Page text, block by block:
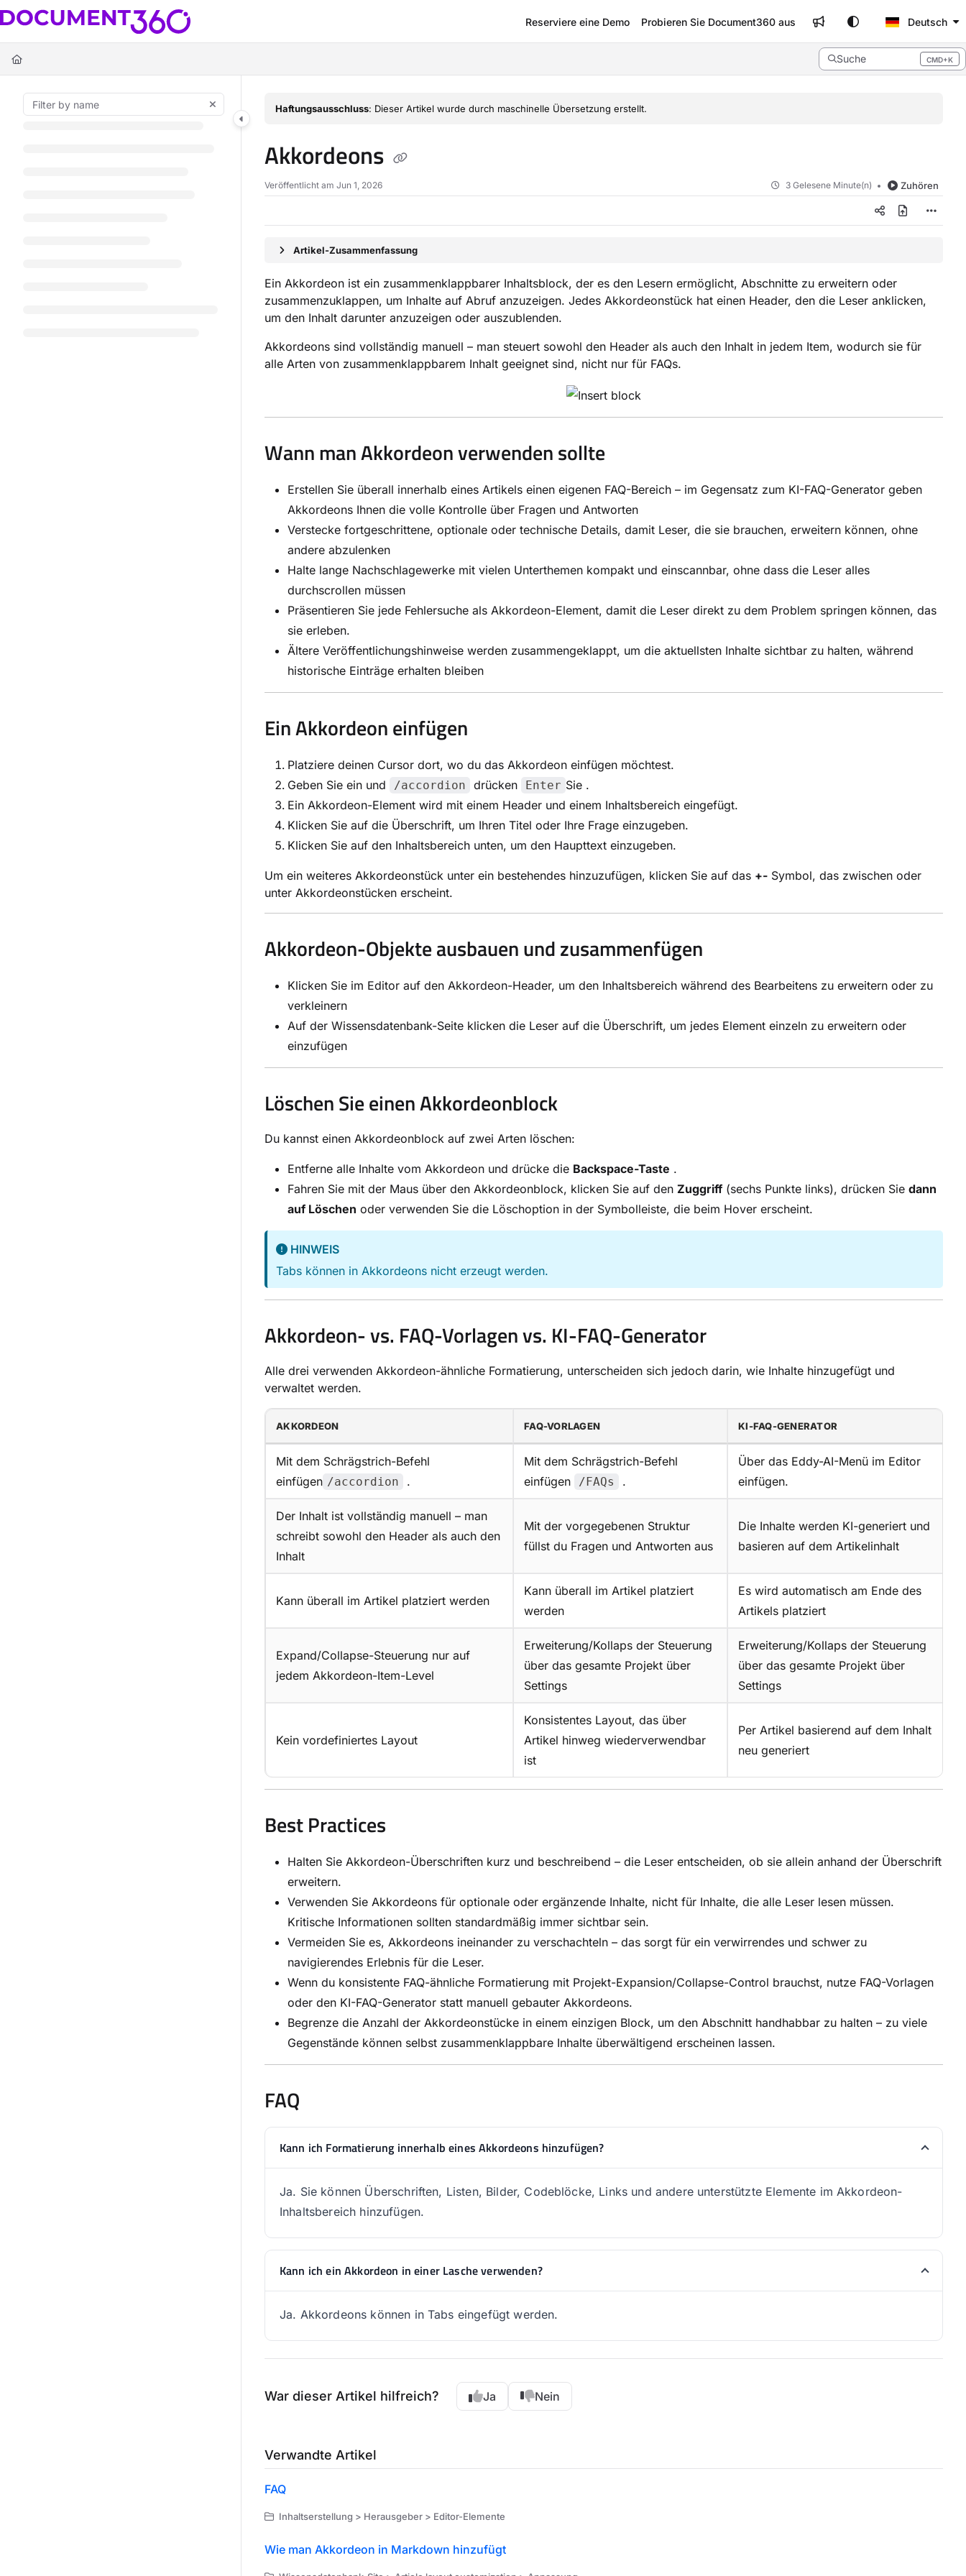
Documentation Index
Fetch the complete documentation index at:
Use this file to discover all available pages before exploring further.
Reserviere eine Demo Probieren Sie Document360 aus Deutsch
Suche CMD+K
Press CMD+K to open search
Haftungsausschluss: Dieser Artikel wurde durch maschinelle Übersetzung erstellt.
Akkordeons
Veröffentlicht am Jun 1, 2026 3 Gelesene Minute(n) Zuhören
Artikel-Zusammenfassung
Ein Akkordeon ist ein zusammenklappbarer Inhaltsblock, der es den Lesern ermöglicht, Abschnitte zu erweitern oder
zusammenzuklappen, um Inhalte auf Abruf anzuzeigen. Jedes Akkordeonstück hat einen Header, den die Leser anklicken,
um den Inhalt darunter anzuzeigen oder auszublenden.
Akkordeons sind vollständig manuell – man steuert sowohl den Header als auch den Inhalt in jedem Item, wodurch sie für
alle Arten von zusammenklappbarem Inhalt geeignet sind, nicht nur für FAQs.
Wann man Akkordeon verwenden sollte
Erstellen Sie überall innerhalb eines Artikels einen eigenen FAQ-Bereich – im Gegensatz zum KI-FAQ-Generator geben
Akkordeons Ihnen die volle Kontrolle über Fragen und Antworten
Verstecke fortgeschrittene, optionale oder technische Details, damit Leser, die sie brauchen, erweitern können, ohne
andere abzulenken
Halte lange Nachschlagewerke mit vielen Unterthemen kompakt und einscannbar, ohne dass die Leser alles
durchscrollen müssen
Präsentieren Sie jede Fehlersuche als Akkordeon-Element, damit die Leser direkt zu dem Problem springen können, das
sie erleben.
Ältere Veröffentlichungshinweise werden zusammengeklappt, um die aktuellsten Inhalte sichtbar zu halten, während
historische Einträge erhalten bleiben
Ein Akkordeon einfügen
Platziere deinen Cursor dort, wo du das Akkordeon einfügen möchtest.
Geben Sie ein und
/accordion drücken Enter Sie .
Ein Akkordeon-Element wird mit einem Header und einem Inhaltsbereich eingefügt.
Klicken Sie auf die Überschrift, um Ihren Titel oder Ihre Frage einzugeben.
Klicken Sie auf den Inhaltsbereich unten, um den Haupttext einzugeben.
Um ein weiteres Akkordeonstück unter ein bestehendes hinzuzufügen, klicken Sie auf das +- Symbol, das zwischen oder
unter Akkordeonstücken erscheint.
Akkordeon-Objekte ausbauen und zusammenfügen
Klicken Sie im Editor auf den Akkordeon-Header, um den Inhaltsbereich während des Bearbeitens zu erweitern oder zu
verkleinern
Auf der Wissensdatenbank-Seite klicken die Leser auf die Überschrift, um jedes Element einzeln zu erweitern oder
einzufügen
Löschen Sie einen Akkordeonblock
Du kannst einen Akkordeonblock auf zwei Arten löschen:
Entferne alle Inhalte vom Akkordeon und drücke die Backspace-Taste .
Fahren Sie mit der Maus über den Akkordeonblock, klicken Sie auf den Zuggriff(sechs Punkte links), drücken Sie dann
auf Löschen oder verwenden Sie die Löschoption in der Symbolleiste, die beim Hover erscheint.
HINWEIS
Tabs können in Akkordeons nicht erzeugt werden.
Akkordeon- vs. FAQ-Vorlagen vs. KI-FAQ-Generator
Alle drei verwenden Akkordeon-ähnliche Formatierung, unterscheiden sich jedoch darin, wie Inhalte hinzugefügt und
verwaltet werden.
AKKORDEON FAQ-VORLAGEN KI-FAQ-GENERATOR
Mit dem Schrägstrich-Befehl
einfügen /accordion .
Mit dem Schrägstrich-Befehl
einfügen
/FAQs .
Über das Eddy-AI-Menü im Editor
einfügen.
Der Inhalt ist vollständig manuell – man
schreibt sowohl den Header als auch den
Inhalt
Mit der vorgegebenen Struktur
füllst du Fragen und Antworten aus
Die Inhalte werden KI-generiert und
basieren auf dem Artikelinhalt
Kann überall im Artikel platziert werden
Kann überall im Artikel platziert
werden
Es wird automatisch am Ende des
Artikels platziert
Expand/Collapse-Steuerung nur auf
jedem Akkordeon-Item-Level
Erweiterung/Kollaps der Steuerung
über das gesamte Projekt über
Settings
Erweiterung/Kollaps der Steuerung
über das gesamte Projekt über
Settings
Kein vordefiniertes Layout
Konsistentes Layout, das über
Artikel hinweg wiederverwendbar
ist
Per Artikel basierend auf dem Inhalt
neu generiert
Best Practices
Halten Sie Akkordeon-Überschriften kurz und beschreibend – die Leser entscheiden, ob sie allein anhand der Überschrift
erweitern.
Verwenden Sie Akkordeons für optionale oder ergänzende Inhalte, nicht für Inhalte, die alle Leser lesen müssen.
Kritische Informationen sollten standardmäßig immer sichtbar sein.
Vermeiden Sie es, Akkordeons ineinander zu verschachteln – das sorgt für ein verwirrendes und schwer zu
navigierendes Erlebnis für die Leser.
Wenn du konsistente FAQ-ähnliche Formatierung mit Projekt-Expansion/Collapse-Control brauchst, nutze FAQ-Vorlagen
oder den KI-FAQ-Generator statt manuell gebauter Akkordeons.
Begrenze die Anzahl der Akkordeonstücke in einem einzigen Block, um den Abschnitt handhabbar zu halten – zu viele
Gegenstände können selbst zusammenklappbare Inhalte überwältigend erscheinen lassen.
FAQ
Kann ich Formatierung innerhalb eines Akkordeons hinzufügen?
Ja. Sie können Überschriften, Listen, Bilder, Codeblöcke, Links und andere unterstützte Elemente im Akkordeon-
Inhaltsbereich hinzufügen.
Kann ich ein Akkordeon in einer Lasche verwenden?
Ja. Akkordeons können in Tabs eingefügt werden.
War dieser Artikel hilfreich? Ja Nein
Verwandte Artikel
FAQ
Inhaltserstellung > Herausgeber > Editor-Elemente
Wie man Akkordeon in Markdown hinzufügt